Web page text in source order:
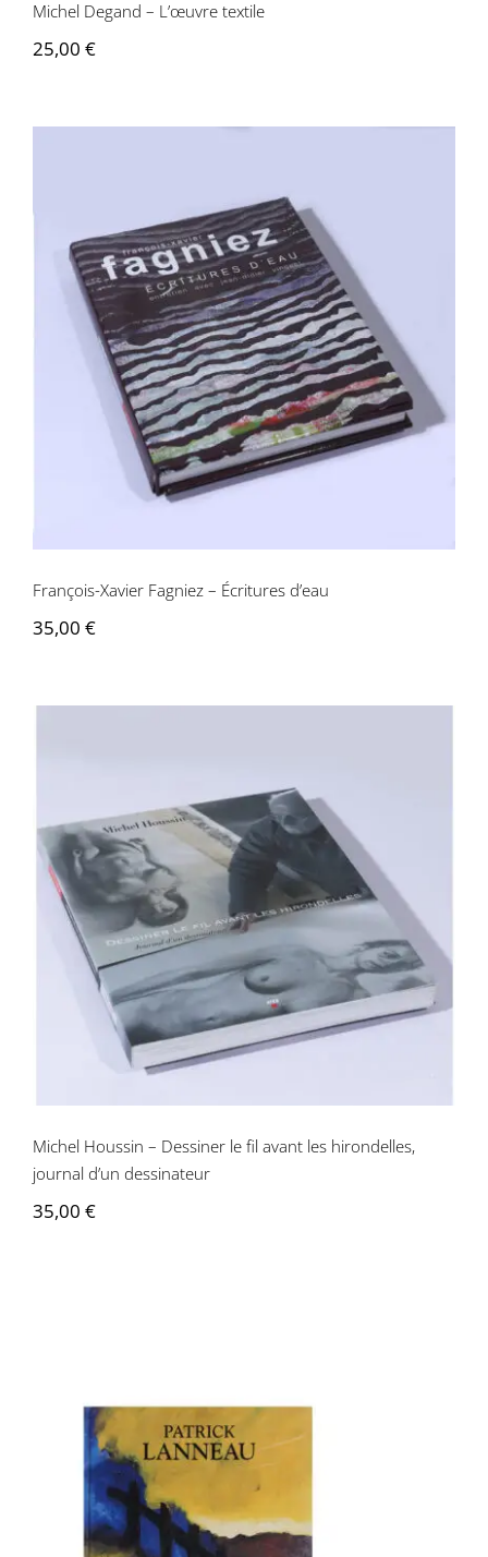
Michel Degand – L’œuvre textile
25,00 €
François-Xavier Fagniez – Écritures
d’eau
François-Xavier Fagniez – Écritures d’eau
35,00 €
Michel Houssin – Dessiner le fil avant les
hirondelles, journal d’un dessinateur
Michel Houssin – Dessiner le fil avant les hirondelles,
journal d’un dessinateur
35,00 €
Patrick Lanneau – Patrick Lanneau :
peintures 1979-1993